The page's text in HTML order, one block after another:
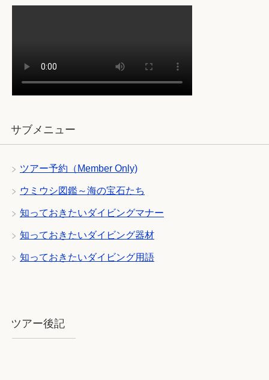
サブメニュー
ツアー予約（Member Only)
ウミウシ図鑑～海の宝石たち
知っておきたいダイビングマナー
知っておきたいダイビング器材
知っておきたいダイビング用語
ツアー後記